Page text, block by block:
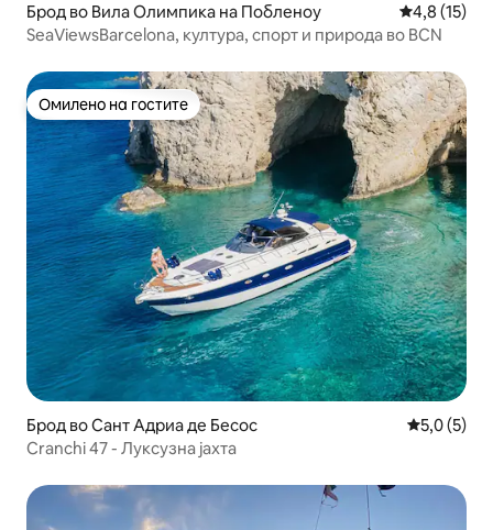
Брод во Вила Олимпика на Побленоу Просечна
4,8 (15)
SeaViewsBarcelona, култура, спорт и природа во BCN
Омилено на гостите
Омилено на гостите
Брод во Сант Адриа де Бесос Просечна
5,0 (5)
Cranchi 47 - Луксузна јахта